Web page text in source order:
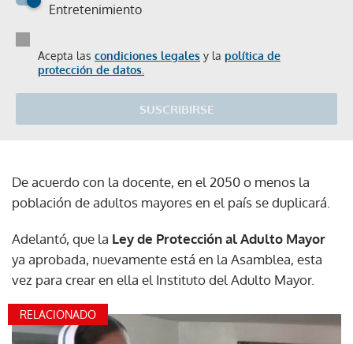
Entretenimiento
Acepta las condiciones legales y la política de
protección de datos.
SUSCRIBIRSE
De acuerdo con la docente, en el 2050 o menos la
población de adultos mayores en el país se duplicará.
Adelantó, que la Ley de Protección al Adulto Mayor
ya aprobada, nuevamente está en la Asamblea, esta
vez para crear en ella el Instituto del Adulto Mayor.
RELACIONADO